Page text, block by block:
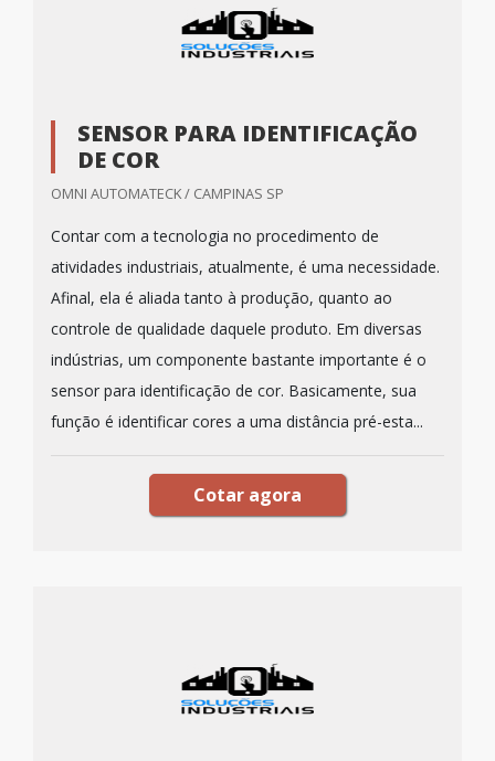
SENSOR PARA IDENTIFICAÇÃO
DE COR
OMNI AUTOMATECK / CAMPINAS SP
Contar com a tecnologia no procedimento de
atividades industriais, atualmente, é uma necessidade.
Afinal, ela é aliada tanto à produção, quanto ao
controle de qualidade daquele produto. Em diversas
indústrias, um componente bastante importante é o
sensor para identificação de cor. Basicamente, sua
função é identificar cores a uma distância pré-esta...
Cotar agora